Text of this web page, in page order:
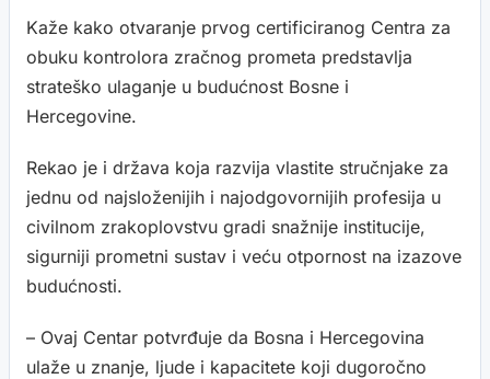
Kaže kako otvaranje prvog certificiranog Centra za
obuku kontrolora zračnog prometa predstavlja
strateško ulaganje u budućnost Bosne i
Hercegovine.
Rekao je i država koja razvija vlastite stručnjake za
jednu od najsloženijih i najodgovornijih profesija u
civilnom zrakoplovstvu gradi snažnije institucije,
sigurniji prometni sustav i veću otpornost na izazove
budućnosti.
– Ovaj Centar potvrđuje da Bosna i Hercegovina
ulaže u znanje, ljude i kapacitete koji dugoročno